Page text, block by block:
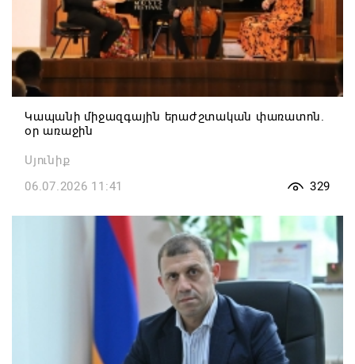
Կապանի միջազգային երաժշտական փառատոն.
օր առաջին
Սյունիք
06.07.2026 11:41
329